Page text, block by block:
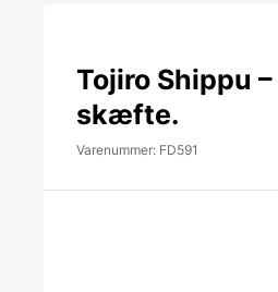
Tojiro Shippu
skæfte.
Varenummer: FD591